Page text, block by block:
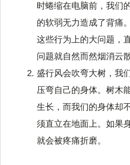
时蜷缩在电脑前，我们
的软弱无力造成了背痛
这些行为上的大问题，
问题就自然而然烟消云散
盛行风会吹弯大树，我
压弯自己的身体。树木
生长，而我们的身体
须直立在地面上。如果
就会被疼痛折磨。